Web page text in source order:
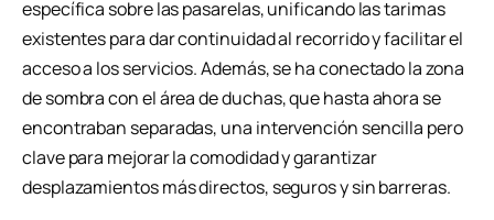
específica sobre las pasarelas, unificando las tarimas
existentes para dar continuidad al recorrido y facilitar el
acceso a los servicios. Además, se ha conectado la zona
de sombra con el área de duchas, que hasta ahora se
encontraban separadas, una intervención sencilla pero
clave para mejorar la comodidad y garantizar
desplazamientos más directos, seguros y sin barreras.